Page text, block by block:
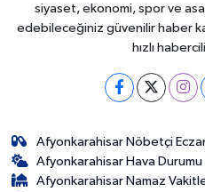
siyaset, ekonomi, spor ve
edebileceğiniz güvenilir haber
hızlı
Afyonkarahisar Nöbetçi
Afyonkarahisar Hava Durumu
Afyonkarahisar Namaz